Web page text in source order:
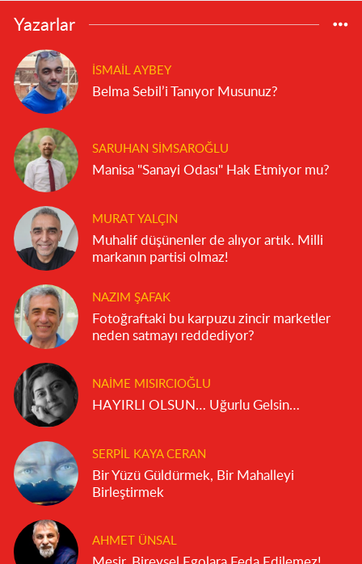
Yazarlar
İSMAIL AYBEY
Belma Sebil’i Tanıyor Musunuz?
SARUHAN SIMSAROĞLU
Manisa "Sanayi Odası" Hak Etmiyor mu?
MURAT YALÇIN
Muhalif düşünenler de alıyor artık. Milli
markanın partisi olmaz!
NAZIM ŞAFAK
Fotoğraftaki bu karpuzu zincir marketler
neden satmayı reddediyor?
NAIME MISIRCIOĞLU
HAYIRLI OLSUN… Uğurlu Gelsin…
SERPIL KAYA CERAN
Bir Yüzü Güldürmek, Bir Mahalleyi
Birleştirmek
AHMET ÜNSAL